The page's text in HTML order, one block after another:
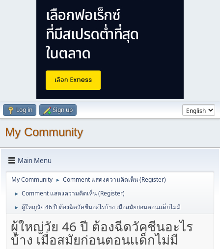
Log in Sign up
My Community
Main Menu
My Community ► Comment แสดงความคิดเห็น (Register)
► Comment แสดงความคิดเห็น (Register)
► ผู้ใหญ่วัย 46 ปี ต้องฉีดวัคชีนอะไรบ้าง เมื่อสมัยก่อนตอนเเด็กไม่มี
ผู้ใหญ่วัย 46 ปี ต้องฉีดวัคชีนอะไร
บ้าง เมื่อสมัยก่อนตอนเเด็กไม่มี